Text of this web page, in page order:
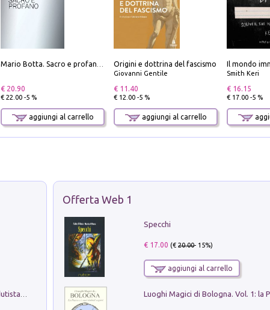
Mario Botta. Sacro e profano-Sacred and profane
€ 20.90
€ 22.00 -5 %
aggiungi al carrello
Origini e dottrina del fascismo
Giovanni Gentile
€ 11.40
€ 12.00 -5 %
aggiungi al carrello
Il mondo
Smith Keri
€ 16.15
€ 17.00 -5 %
Pietro Bellotti Detto Canaletty. Un Vedutista Veneziano nella Francia dell'Ancien Régime
Offerta Web 1
Specchi
€ 17.00 (€20.00- 15%)
aggiungi al carrello